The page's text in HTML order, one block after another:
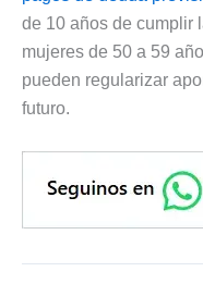
de 10 años de cumplir
mujeres de 50 a 59
pueden regularizar
futuro.